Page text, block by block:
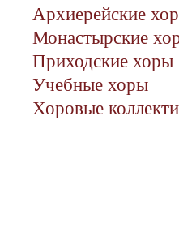
Архиерейские
Монастырские
Приходские хоры
Учебные хоры
Хоровые